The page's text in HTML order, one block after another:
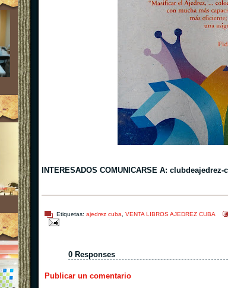
INTERESADOS COMUNICARSE A:
Etiquetas: ajedrez cuba VENTA LIBROS AJEDREZ CUBA
0 Responses
Publicar un comentario